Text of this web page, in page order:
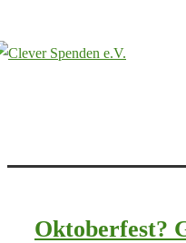
Zum
Oktoberfest?